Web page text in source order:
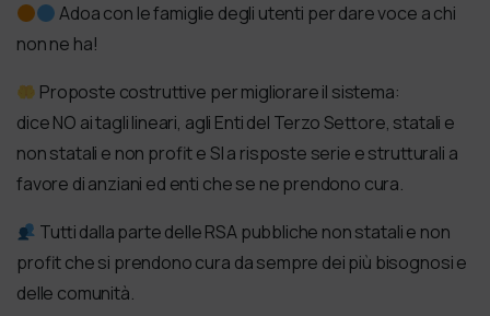
Adoa con le famiglie degli utenti per dare voce a chi
non ne ha!
Proposte costruttive per migliorare il sistema:
dice NO ai tagli lineari, agli Enti del Terzo Settore, statali e
non statali e non profit e SI a risposte serie e strutturali a
favore di anziani ed enti che se ne prendono cura.
Tutti dalla parte delle RSA pubbliche non statali e non
profit che si prendono cura da sempre dei più bisognosi e
delle comunità.